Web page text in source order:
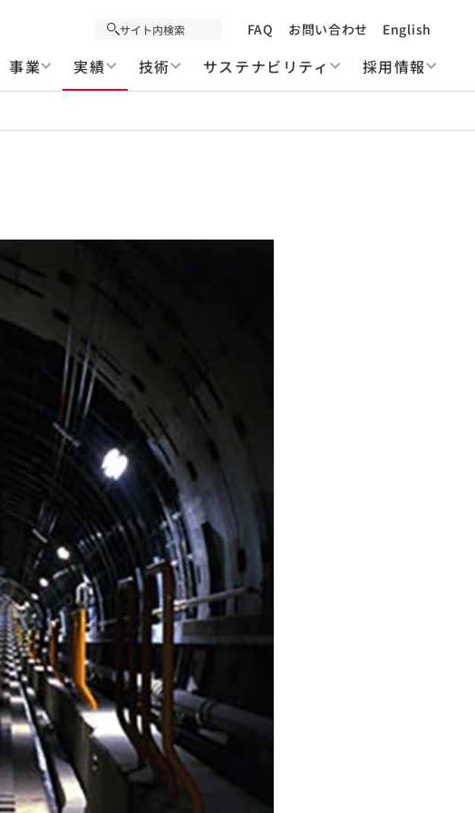
FAQ お問い合わせ English
事業 実績 技術 サステナビリティ 採用情報